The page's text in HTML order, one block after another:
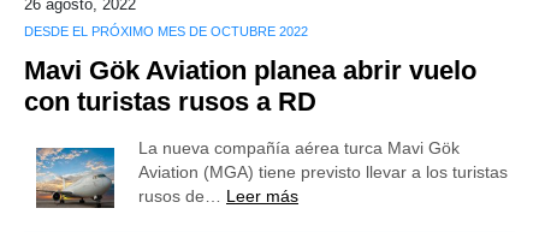
26 agosto, 2022
DESDE EL PRÓXIMO MES DE OCTUBRE 2022
Mavi Gök Aviation planea abrir vuelo
con turistas rusos a RD
La nueva compañía aérea turca Mavi Gök
Aviation (MGA) tiene previsto llevar a los turistas
rusos de… Leer más